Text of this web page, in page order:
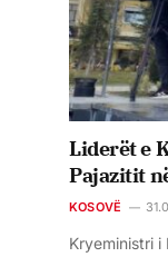
Liderët e
Pajazitit
KOSOVË
Kryeministri i